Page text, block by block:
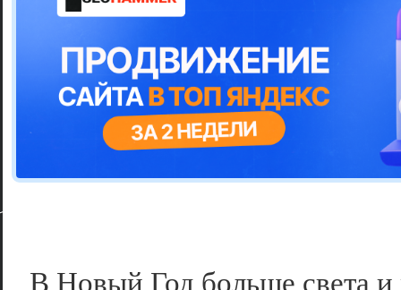
Школа
Шьем
В Новый Год больше света